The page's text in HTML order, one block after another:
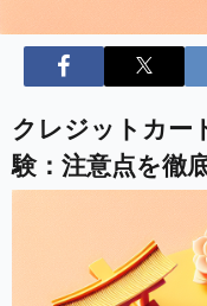
クレジットカー
験：注意点を徹